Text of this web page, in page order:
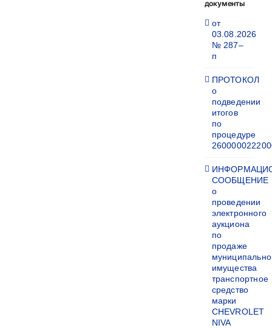
документы
от
03.08.2026
№ 287–
п
ПРОТОКОЛ
о
подведении
итогов
по
процедуре
СООБЩЕНИЕ
о
проведении
электронного
аукциона
по
продаже
имущества
транспортное
средство
марки
CHEVROLET
NIVA